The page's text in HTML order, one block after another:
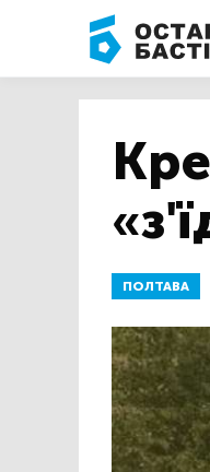
ПОЛТАВА